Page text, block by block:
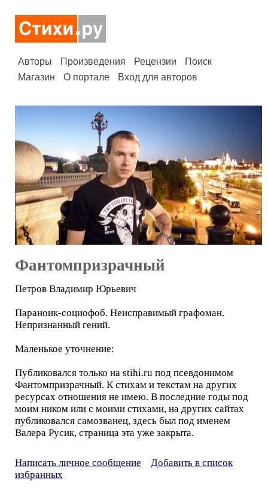
Авторы Произведения Рецензии
Поиск
Магазин
О портале Вход для авторов
Фантомпризрачный
Петров Владимир Юрьевич
Параноик-социофоб. Неисправимый графоман.
Непризнанный гений.
Маленькое уточнение:
Публиковался только на stihi.ru под псевдонимом
Фантомпризрачный. К стихам и текстам на других
ресурсах отношения не имею. В последние годы под
моим ником или с моими стихами, на других сайтах
публиковался самозванец, здесь был под именем
Валера Русик, страница эта уже закрыта.
Написать личное сообщение
Добавить в список
избранных